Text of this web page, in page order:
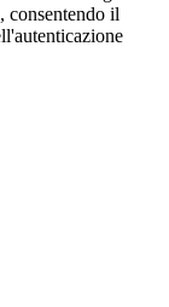
consentendo il